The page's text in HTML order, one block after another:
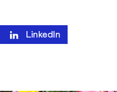
LinkedIn